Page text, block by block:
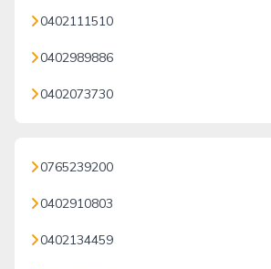
0402111510
0402989886
0402073730
0765239200
0402910803
0402134459